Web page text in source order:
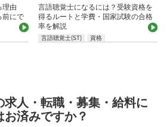
理由
前にで
言語聴覚士になるには？受験資格を
得るルートと学費・国家試験の合格
率を解説
言語聴覚士(ST) 資格
人・転職・募集・給料に
済みですか？